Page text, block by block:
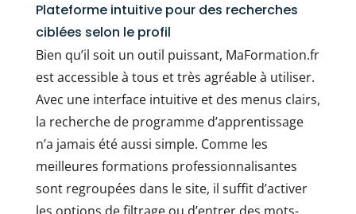
Plateforme intuitive pour des recherches
ciblées selon le profil
Bien qu’il soit un outil puissant, MaFormation.fr
est accessible à tous et très agréable à utiliser.
Avec une interface intuitive et des menus clairs,
la recherche de programme d’apprentissage
n’a jamais été aussi simple. Comme les
meilleures formations professionnalisantes
sont regroupées dans le site, il suffit d’activer